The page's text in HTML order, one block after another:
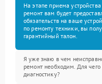
На этапе приема
ремонт вам будет
обязательств на ваше
по ремонту техники, вы
гарантийный талон.
Я уже знаю в чем
ремонт необходим. Для чего
диагностику?